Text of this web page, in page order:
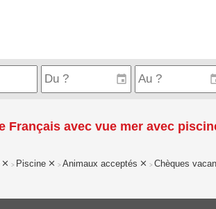
Français avec vue mer avec
> Piscine > Animaux acceptés > Chèques